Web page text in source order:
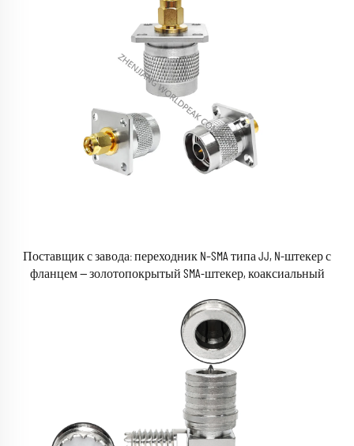
Поставщик с завода: переходник N–SMA типа JJ, N-штекер с
фланцем — золотопокрытый SMA-штекер, коаксиальный